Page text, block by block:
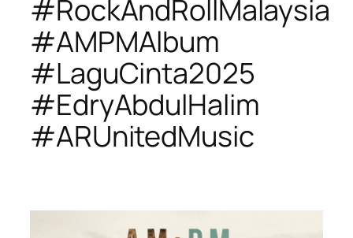
#RockAndRollMalaysia
#AMPMAlbum
#LaguCinta2025
#EdryAbdulHalim
#ARUnitedMusic